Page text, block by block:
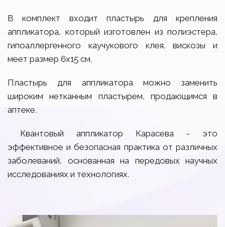
В комплект входит пластырь для крепления
аппликатора, который изготовлен из полиэстера,
гипоаллергенного каучукового клея, вискозы и
меет размер 6х15 см.
Пластырь для аппликатора можно заменить
широким нетканным пластырем, продающимся в
аптеке.
Квантовый аппликатор Карасева - это
эффективное и безопасная практика от различных
заболеваний, основанная на передовых научных
исследованиях и технологиях.